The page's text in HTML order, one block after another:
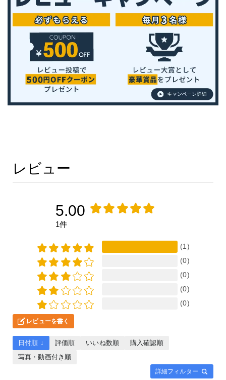
レビュー
5.00
1件
(1)
(0)
(0)
(0)
(0)
レビューを書く
詳細フィルター
日付順 ↓ 評価順 いいね数順
購入確認順
写真・動画付き順